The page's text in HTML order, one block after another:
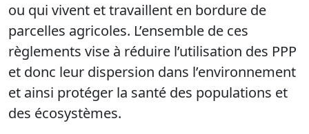
ou qui vivent et travaillent en bordure de
parcelles agricoles. L’ensemble de ces
règlements vise à réduire l’utilisation des PPP
et donc leur dispersion dans l’environnement
et ainsi protéger la santé des populations et
des écosystèmes.